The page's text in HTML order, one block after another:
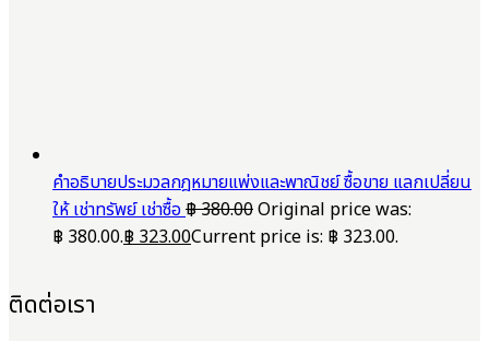
คำอธิบายประมวลกฎหมายแพ่งและพาณิชย์ ซื้อขาย แลกเปลี่ยน
ให้ เช่าทรัพย์ เช่าซื้อ฿380.00Original price was:
฿ 380.00.฿323.00Current price is: ฿ 323.00.
ติดต่อเรา